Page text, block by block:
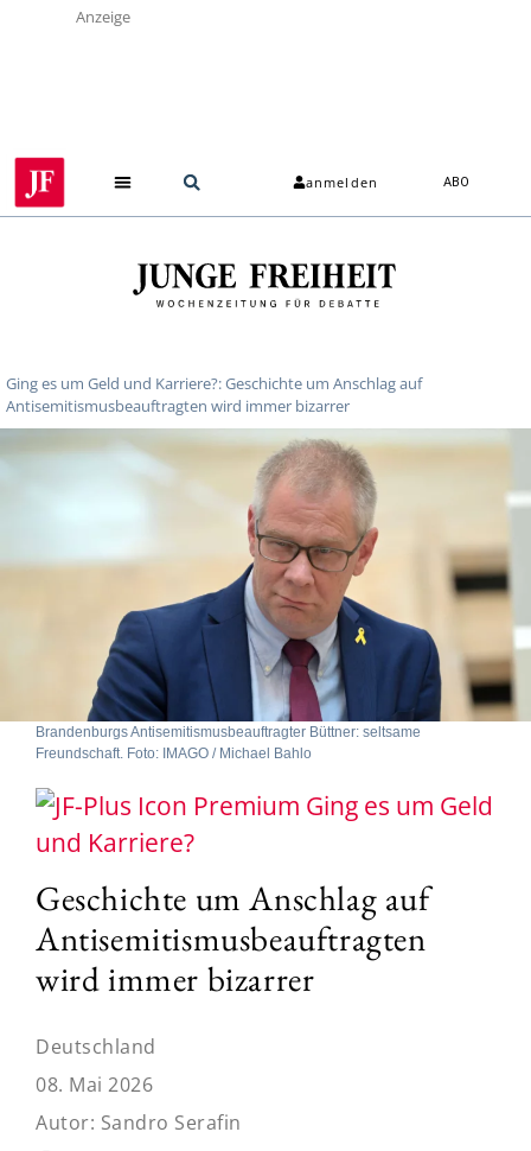
Anzeige
anmelden ABO
Ging es um Geld und Karriere?: Geschichte um Anschlag auf
Antisemitismusbeauftragten wird immer bizarrer
Brandenburgs Antisemitismusbeauftragter Büttner: seltsame
Freundschaft. Foto: IMAGO / Michael Bahlo
Ging es um Geld
und Karriere?
Geschichte um Anschlag auf
Antisemitismusbeauftragten
wird immer bizarrer
Deutschland
08. Mai 2026
Autor: Sandro Serafin